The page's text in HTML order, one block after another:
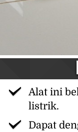
Alat ini
listrik.
Dapat